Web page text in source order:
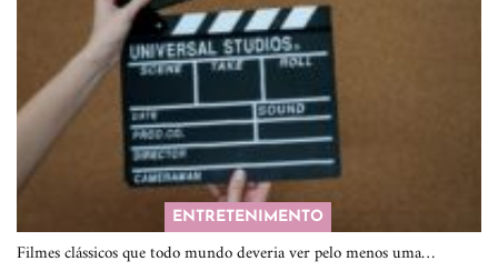
ENTRETENIMENTO
Filmes clássicos que todo mundo deveria ver pelo menos uma…